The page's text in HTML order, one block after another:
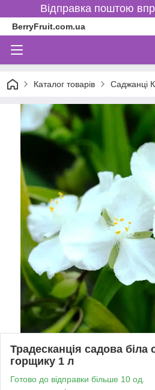
Відправка поштою
BerryFruit.com.ua
Каталог товарів Саджанці
Традесканція садова біла
горщику 1 л
Готово до відправки більше 10 од.